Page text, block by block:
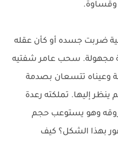
وقساوة.
ضربت جسده أو كأن عقله
مجهولة. سحب عامر شفتيه
وعيناه تتسعان بصدمة
ينظر إليها. تملكته رعدة
وهو يستوعب حجم
بهذا الشكل؟ كيف